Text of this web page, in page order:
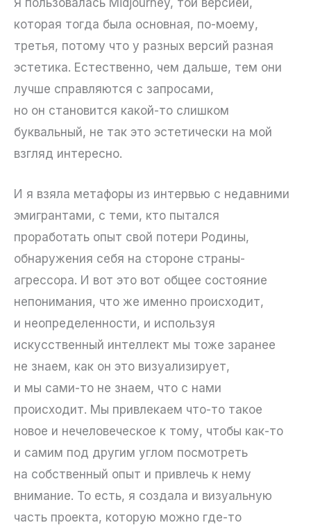
которая тогда была основная, по-моему,
третья, потому что у разных версий разная
эстетика. Естественно, чем дальше, тем они
лучше справляются с запросами,
но он становится какой-то слишком
буквальный, не так это эстетически на мой
взгляд интересно.
И я взяла метафоры из интервью с недавними
эмигрантами, с теми, кто пытался
проработать опыт свой потери Родины,
обнаружения себя на стороне страны-
агрессора. И вот это вот общее состояние
непонимания, что же именно происходит,
и неопределенности, и используя
искусственный интеллект мы тоже заранее
не знаем, как он это визуализирует,
и мы сами-то не знаем, что с нами
происходит. Мы привлекаем что-то такое
новое и нечеловеческое к тому, чтобы как-то
и самим под другим углом посмотреть
на собственный опыт и привлечь к нему
внимание. То есть, я создала и визуальную
часть проекта, которую можно где-то